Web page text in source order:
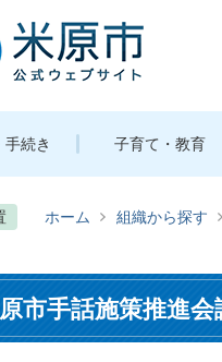
手続き 子育て・教育
ホーム 組織から探す
市手話施策推進会